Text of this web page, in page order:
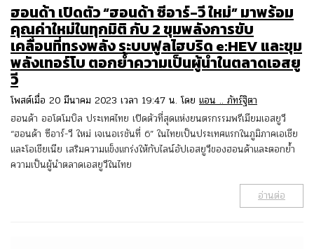
ฮอนด้า เปิดตัว “ฮอนด้า ซีอาร์-วี ใหม่” มาพร้อม
คุณค่าใหม่ในทุกมิติ กับ 2 ขุมพลังการขับ
เคลื่อนที่ทรงพลัง ระบบฟูลไฮบริด e:HEV และขุม
พลังเทอร์โบ ตอกย้ำความเป็นผู้นำในตลาดเอสยู
วี
โพสต์เมื่อ 20 มีนาคม 2023 เวลา 19:47 น. โดย แอน .. ภัทร์ฐิตา
ฮอนด้า ออโตโมบิล ประเทศไทย เปิดตัวที่สุดแห่งยนตรกรรมพรีเมียมเอสยูวี
“ฮอนด้า ซีอาร์-วี ใหม่ เจเนอเรชันที่ 6” ในไทยเป็นประเทศแรกในภูมิภาคเอเชีย
และโอเชียเนีย เสริมความแข็งแกร่งให้กับไลน์อัปเอสยูวีของฮอนด้าและตอกย้ำ
ความเป็นผู้นำตลาดเอสยูวีในไทย
อ่านต่อ